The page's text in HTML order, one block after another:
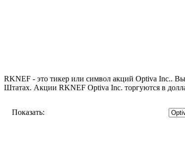
RKNEF - это тикер или символ акций Optiva Inc..
Штатах. Акции RKNEF Optiva Inc. торгуются в
Показать: